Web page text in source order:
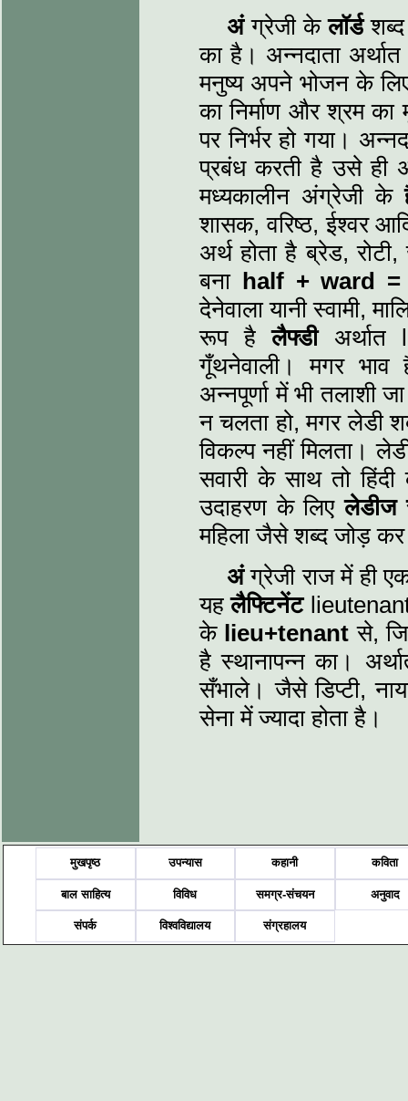
अंग्रेजी केलॉर्डशब्द
का है। अन्नदाता
मनुष्य अपने भोजन के
का निर्माण और श्रम
पर निर्भर हो गया।
प्रबंध करती है उसे ही
मध्यकालीन अंग्रेजी के
शासक, वरिष्ठ, ईश्वर
अर्थ होता है ब्रेड,
बना half + ward
देनेवाला यानी स्वामी,
रूप है लैफ्डीअर्थात
गूँथनेवाली। मगर भाव
अन्नपूर्णा में भी तलाशी
न चलता हो, मगर लेडी
विकल्प नहीं मिलता।
सवारी के साथ तो
उदाहरण के लिएलेडीज
महिला जैसे शब्द जोड़
अंग्रेजी राज में ही
यहलैफ्टिनेंट
के lieu+tenant से,
है स्थानापन्न का।
सँभाले। जैसे डिप्टी,
सेना में ज्यादा होता है।
मुखपृष्ठ उपन्यास कहानी कविता
बाल साहित्य विविध समग्र-संचयन अनुवाद
संपर्क विश्वविद्यालय संग्रहालय